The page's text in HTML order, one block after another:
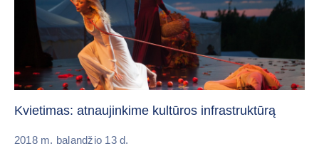
Kvietimas: atnaujinkime kultūros infrastruktūrą
2018 m. balandžio 13 d.